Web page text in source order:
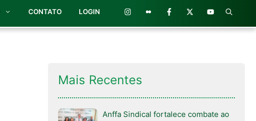
CONTATO LOGIN
Mais Recentes
Anffa Sindical fortalece combate ao